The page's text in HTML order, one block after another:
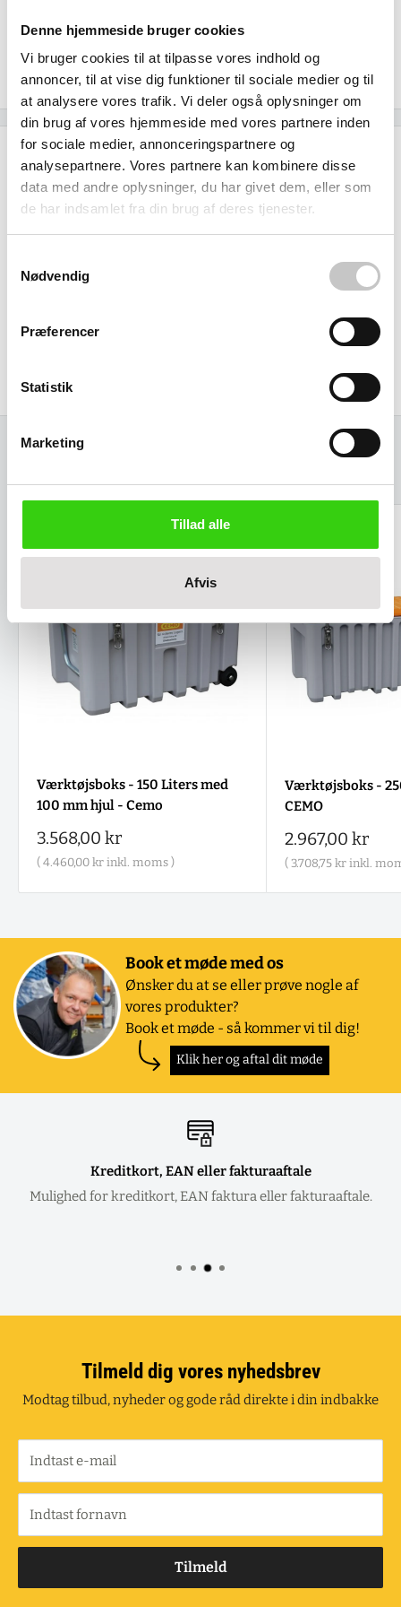
Denne hjemmeside bruger cookies
Vi bruger cookies til at tilpasse vores indhold og
annoncer, til at vise dig funktioner til sociale medier og til
at analysere vores trafik. Vi deler også oplysninger om
din brug af vores hjemmeside med vores partnere inden
for sociale medier, annonceringspartnere og
analysepartnere. Vores partnere kan kombinere disse
data med andre oplysninger, du har givet dem, eller som
de har indsamlet fra din brug af deres tjenester.
Nødvendig
Præferencer
Statistik
Marketing
Tillad alle
Afvis
dine specifikke behov, mens den kemikalieresistente og
fugtbestandige konstruktion sikrer, at både skuffe og
indhold holder i mange år fremover.
Specifikationer
Kapacitet
Størrelse (L x b x h):
Materiale
Værktøjsboks - 150 Liters med
100 mm hjul - Cemo
Salgspris
3.568,00 kr
( 4.460,00 kr inkl. moms )
Værktøjsboks -
CEMO
Salgspris
2.967,00 kr
( 3.708,75 krinkl.
Book et møde med os
Ønsker du at se eller prøve nogle af
vores produkter?
Book et møde - så kommer vi til dig!
Klik her og aftal dit møde
Kreditkort, EAN eller fakturaaftale
Mulighed for kreditkort, EAN faktura eller fakturaaftale.
Tilmeld dig vores nyhedsbrev
Modtag tilbud, nyheder og gode råd direkte i din indbakke
Indtast e-mail
Indtast fornavn
Tilmeld